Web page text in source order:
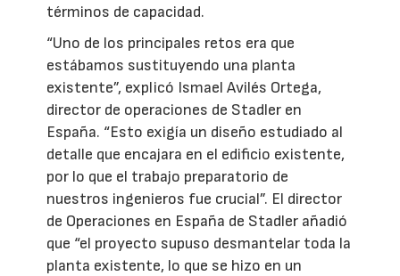
términos de capacidad.
“Uno de los principales retos era que
estábamos sustituyendo una planta
existente”, explicó Ismael Avilés Ortega,
director de operaciones de Stadler en
España. “Esto exigía un diseño estudiado al
detalle que encajara en el edificio existente,
por lo que el trabajo preparatorio de
nuestros ingenieros fue crucial”. El director
de Operaciones en España de Stadler añadió
que “el proyecto supuso desmantelar toda la
planta existente, lo que se hizo en un